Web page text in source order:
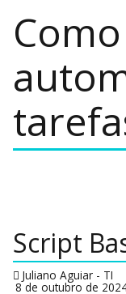
Como
Script
Juliano Aguiar - TI
8 de outubro de